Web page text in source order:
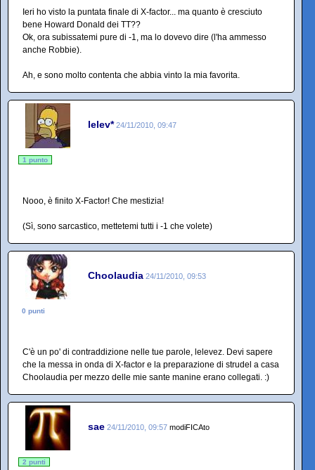
Ieri ho visto la puntata finale di X-factor... ma quanto è cresciuto
bene Howard Donald dei TT??
Ok, ora subissatemi pure di -1, ma lo dovevo dire (l'ha ammesso
anche Robbie).
Ah, e sono molto contenta che abbia vinto la mia favorita.
lelev* 24/11/2010, 09:47
1 punto
Nooo, è finito X-Factor! Che mestizia!
(Sì, sono sarcastico, mettetemi tutti i -1 che volete)
Choolaudia 24/11/2010, 09:53
0 punti
C'è un po' di contraddizione nelle tue parole, lelevez. Devi sapere
che la messa in onda di X-factor e la preparazione di strudel a casa
Choolaudia per mezzo delle mie sante manine erano collegati. :)
sae 24/11/2010, 09:57 modiFICAto
2 punti